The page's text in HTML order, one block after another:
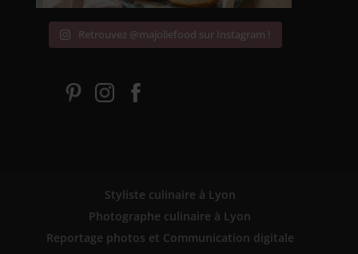
Retrouvez @majoliefood sur Instagram !
Styliste culinaire à Lyon
Photographe culinaire à Lyon
Reportage photos et Communication digitale